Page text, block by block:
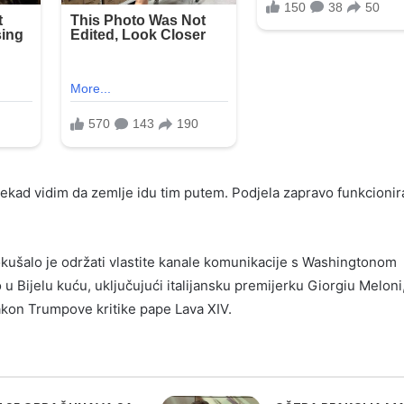
vidim da zemlje idu tim putem. Podjela zapravo
je održati vlastite kanale komunikacije s Washingtonom
u Bijelu kuću, uključujući italijansku premijerku Giorgiu
Trumpove kritike pape Lava XIV.